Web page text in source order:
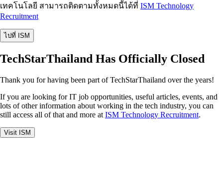
เทคโนโลยี สามารถติดตามทั้งหมดนี้ได้ที่ ISM Technology
Recruitment
ไปที่ ISM
TechStarThailand Has Officially Closed
Thank you for having been part of TechStarThailand over the years!
If you are looking for IT job opportunities, useful articles, events, and
lots of other information about working in the tech industry, you can
still access all of that and more at ISM Technology Recruitment.
Visit ISM